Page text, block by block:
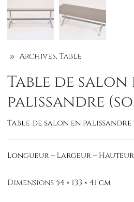
Archives,Table
Table de salon
palissandre
Table de salon en palissandre
Longueur – Largeur – Hauteur
Dimensions 54 × 133 × 41 cm